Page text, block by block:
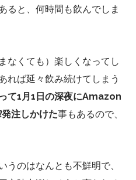
ると、何時間も飲んでしま
なくても）楽しくなってし
れば延々飲み続けてしまう
て1月1日の深夜にAmazon
注しかけた事もあるので、
うのはなんとも不鮮明で、